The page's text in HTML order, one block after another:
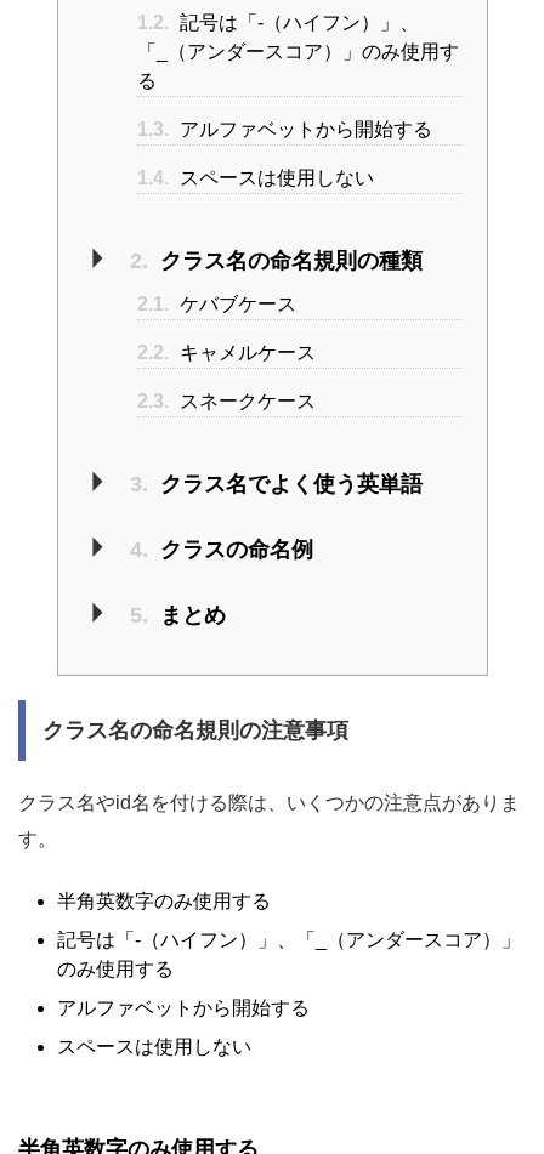
1.2. 記号は「-（ハイフン）」、
「_（アンダースコア）」のみ使用す
る
1.3. アルファベットから開始する
1.4. スペースは使用しない
2. クラス名の命名規則の種類
2.1. ケバブケース
2.2. キャメルケース
2.3. スネークケース
3. クラス名でよく使う英単語
4. クラスの命名例
5. まとめ
クラス名の命名規則の注意事項
クラス名やid名を付ける際は、いくつかの注意点がありま
す。
半角英数字のみ使用する
記号は「-（ハイフン）」、「_（アンダースコア）」
のみ使用する
アルファベットから開始する
スペースは使用しない
半角英数字のみ使用する